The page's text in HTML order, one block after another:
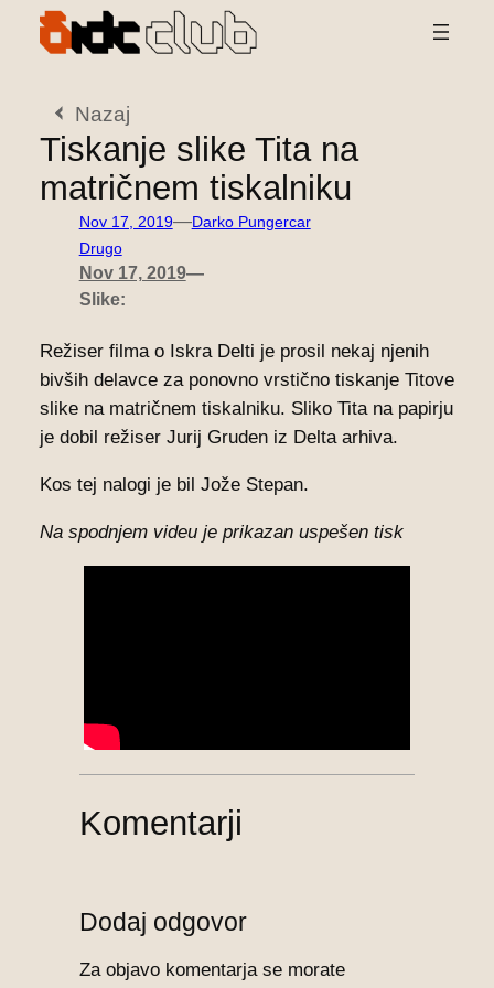
Preskoči
Nazaj
Tiskanje slike Tita na
matričnem tiskalniku
Nov 17, 2019—Darko Pungercar
Drugo
Nov 17, 2019—
Slike:
Režiser filma o Iskra Delti je prosil nekaj njenih
bivših delavce za ponovno vrstično tiskanje Titove
slike na matričnem tiskalniku. Sliko Tita na papirju
je dobil režiser Jurij Gruden iz Delta arhiva.
Kos tej nalogi je bil Jože Stepan.
Na spodnjem videu je prikazan uspešen tisk
Komentarji
Dodaj odgovor
Za objavo komentarja se morate